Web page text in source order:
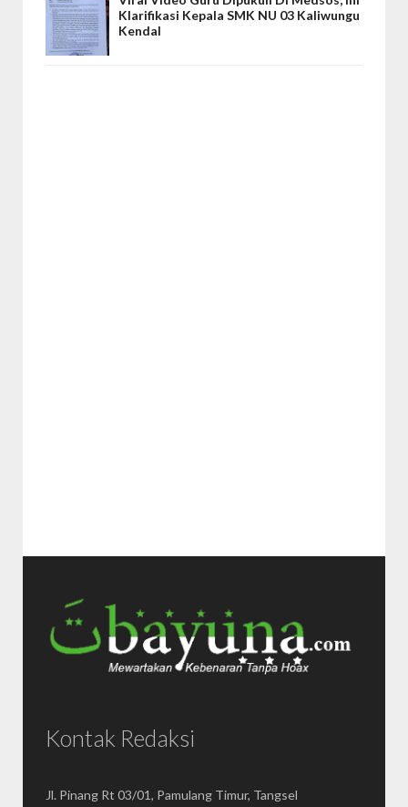
Klarifikasi Kepala SMK NU 03 Kaliwungu
Kendal
Kontak Redaksi
Jl. Pinang Rt 03/01, Pamulang Timur, Tangsel